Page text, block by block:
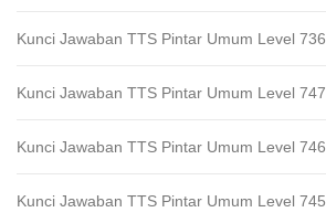
Kunci Jawaban TTS Pintar Umum Level 736
Kunci Jawaban TTS Pintar Umum Level 747
Kunci Jawaban TTS Pintar Umum Level 746
Kunci Jawaban TTS Pintar Umum Level 745